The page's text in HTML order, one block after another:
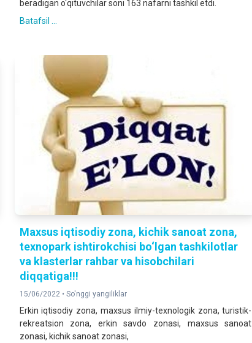
beradigan o‘qituvchilar soni 163 nafarni tashkil etdi.
Batafsil ...
Maxsus iqtisodiy zona, kichik sanoat zona,
texnopark ishtirokchisi bo‘lgan tashkilotlar
va klasterlar rahbar va hisobchilari
diqqatiga!!!
15/06/2022 • So'nggi yangiliklar
Erkin iqtisodiy zona, maxsus ilmiy-texnologik zona, turistik-
rekreatsion zona, erkin savdo zonasi, maxsus sanoat
zonasi, kichik sanoat zonasi,